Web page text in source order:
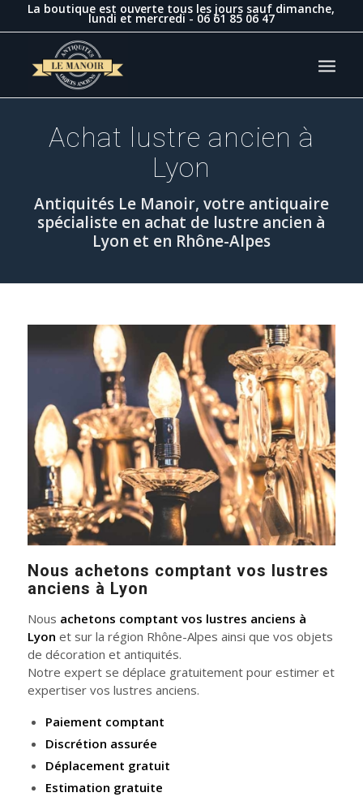
La boutique est ouverte tous les jours sauf dimanche,
lundi et mercredi - 06 61 85 06 47
Achat lustre ancien à
Lyon
Antiquités Le Manoir, votre antiquaire
spécialiste en achat de lustre ancien à
Lyon et en Rhône-Alpes
Nous achetons comptant vos lustres
anciens à Lyon
Nous achetons comptant vos lustres anciens à
Lyon et sur la région Rhône-Alpes ainsi que vos objets
de décoration et antiquités.
Notre expert se déplace gratuitement pour estimer et
expertiser vos lustres anciens.
Paiement comptant
Discrétion assurée
Déplacement gratuit
Estimation gratuite